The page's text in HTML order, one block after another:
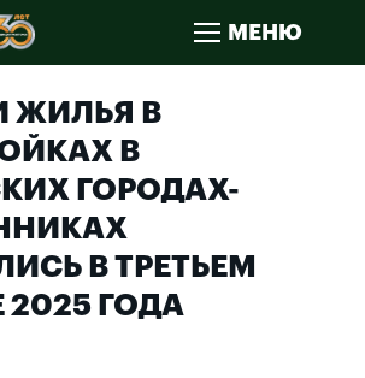
МЕНЮ
ЖИЛЬЯ В
В
ГОРОДАХ-
В ТРЕТЬЕМ
2025 ГОДА